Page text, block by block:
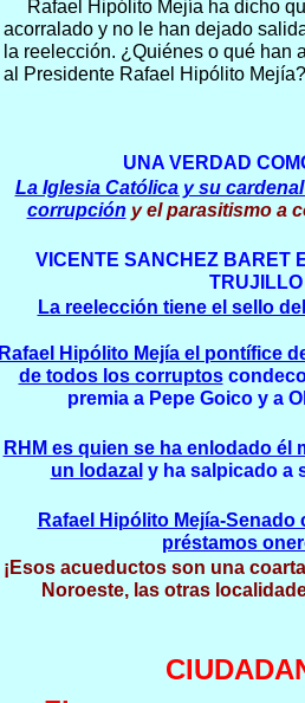
Rafael Hipólito Mejía ha dicho
acorralado y no le han dejado
la reelección. ¿Quiénes o qué han
al Presidente Rafael Hipólito Mejía?
UNA VERDAD
La Iglesia Católica y su
corrupción y el parasitismo a
VICENTE SANCHEZ BARET
TRUJILLO
La reelección tiene el sello
Rafael Hipólito Mejía el pontífice
de todos los corruptos
premia a Pepe Goico y a
RHM es quien se ha enlodado él
un lodazal y ha salpicado a
Rafael Hipólito Mejía-Senado
préstamos
¡Esos acueductos son una
Noroeste, las otras